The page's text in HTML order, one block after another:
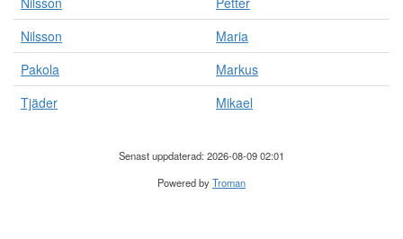
Nilsson
Maria
Pakola
Markus
Tjäder
Mikael
Senast uppdaterad: 2026-08-09 02:01
Powered byTroman